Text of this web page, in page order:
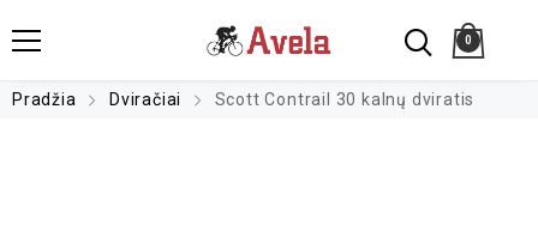
0
Pradžia Dviračiai Scott Contrail 30 kalnų dviratis